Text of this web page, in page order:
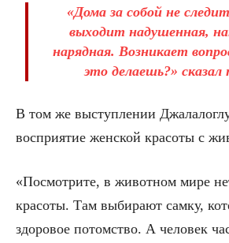
«Дома за собой не
выходит надушенная,
нарядная. Возникает
это делаешь?» сказал
В том же выступлении
восприятие женской красоты с
«Посмотрите, в животном мире
красоты. Там выбирают самку,
здоровое потомство. А человек